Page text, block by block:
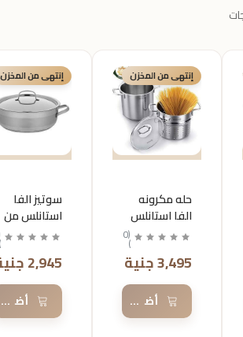
إنتهى من المخزن
حله مكرونه
الفا استانلس
من كركوماز
مقاس20
(
0
)
3,495 جنية
أضف إلى السلة
إنتهى من المخزن
سوتيز الفا
استانلس من
كركوماز
مقاس30 )
2,945 جنية
أضف